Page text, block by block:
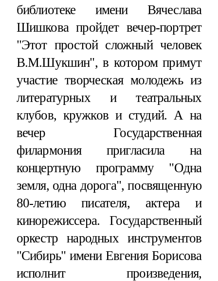
библиотеке имени Вячеслава
Шишкова пройдет вечер-портрет
"Этот простой сложный человек
В.М.Шукшин", в котором примут
участие творческая молодежь из
литературных и театральных
клубов, кружков и студий. А на
вечер Государственная
филармония пригласила на
концертную программу "Одна
земля, одна дорога", посвященную
80-летию писателя, актера и
кинорежиссера. Государственный
оркестр народных инструментов
"Сибирь" имени Евгения Борисова
исполнит произведения,